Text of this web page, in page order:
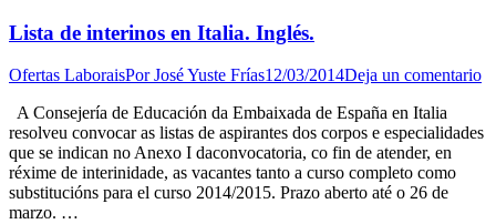
Lista de interinos en Italia. Inglés.
Ofertas LaboraisPorJosé Yuste Frías12/03/2014Deja un comentario
A Consejería de Educación da Embaixada de España en Italia
resolveu convocar as listas de aspirantes dos corpos e especialidades
que se indican no Anexo I daconvocatoria, co fin de atender, en
réxime de interinidade, as vacantes tanto a curso completo como
substitucións para el curso 2014/2015. Prazo aberto até o 26 de
marzo. …